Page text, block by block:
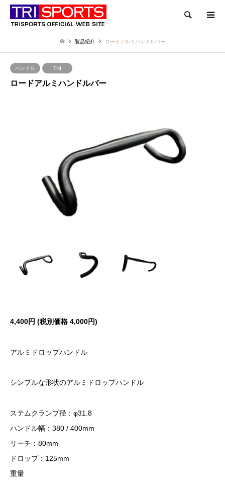
検索
製品紹介 ロードアルミハンドルバー
ハンドル TNI
ロードアルミハンドルバー
4,400円 (税別価格 4,000円)
アルミドロップハンドル
シンプルな形状のアルミドロップハンドル
ステムクランプ径：φ31.8
ハンドル幅：380 / 400mm
リーチ：80mm
ドロップ：125mm
重量